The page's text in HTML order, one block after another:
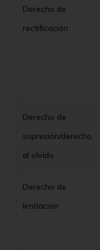
Derecho de
rectificación
Derecho de
supresión/derecho
al olvido
Derecho de
limitación